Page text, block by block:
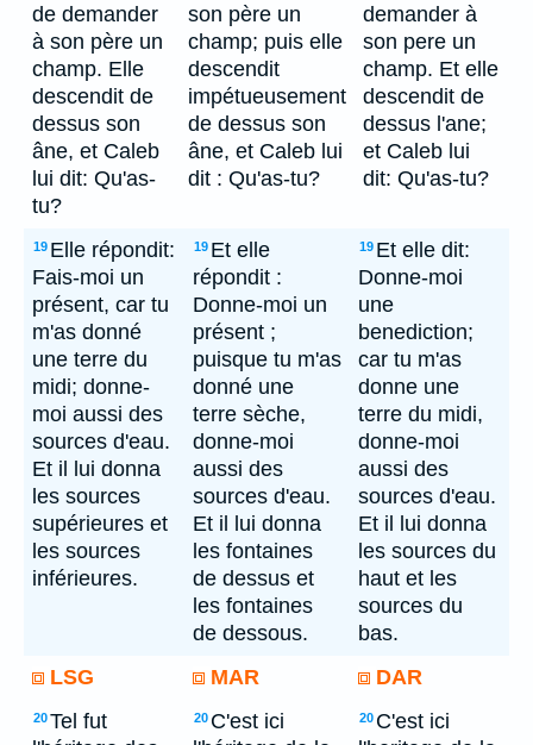
de demander
à son père un
champ. Elle
descendit de
dessus son
âne, et Caleb
lui dit: Qu'as-
tu?
son père un
champ; puis elle
descendit
impétueusement
de dessus son
âne, et Caleb lui
dit : Qu'as-tu?
demander à
son pere un
champ. Et elle
descendit de
dessus l'ane;
et Caleb lui
dit: Qu'as-tu?
19 Elle répondit:
Fais-moi un
présent, car tu
m'as donné
une terre du
midi; donne-
moi aussi des
sources d'eau.
Et il lui donna
les sources
supérieures et
les sources
inférieures.
19 Et elle
répondit :
Donne-moi un
présent ;
puisque tu m'as
donné une
terre sèche,
donne-moi
aussi des
sources d'eau.
Et il lui donna
les fontaines
de dessus et
les fontaines
de dessous.
19 Et elle dit:
Donne-moi
une
benediction;
car tu m'as
donne une
terre du midi,
donne-moi
aussi des
sources d'eau.
Et il lui donna
les sources du
haut et les
sources du
bas.
LSG
MAR DAR
20Tel fut
20 C'est ici
20 C'est ici